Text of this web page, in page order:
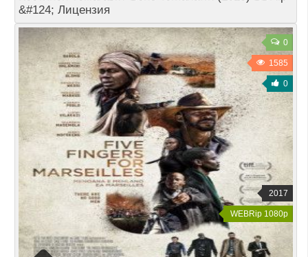
&#124; Лицензия
0
1585
0
2017
WEBRip 1080p